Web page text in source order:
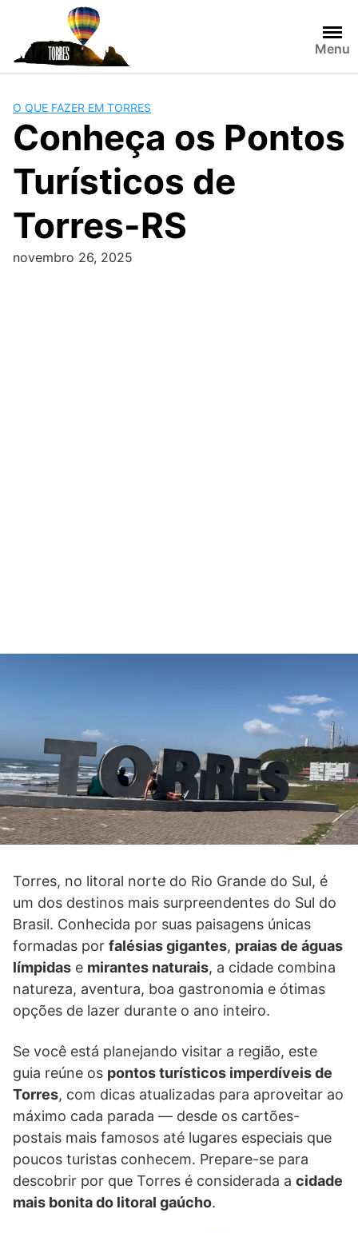
content
Menu
O QUE FAZER EM TORRES
Conheça os Pontos
Turísticos de
Torres-RS
novembro 26, 2025
Torres, no litoral norte do Rio Grande do Sul, é
um dos destinos mais surpreendentes do Sul do
Brasil. Conhecida por suas paisagens únicas
formadas por falésias gigantes, praias de águas
límpidas e mirantes naturais, a cidade combina
natureza, aventura, boa gastronomia e ótimas
opções de lazer durante o ano inteiro.
Se você está planejando visitar a região, este
guia reúne os pontos turísticos imperdíveis de
Torres, com dicas atualizadas para aproveitar ao
máximo cada parada — desde os cartões-
postais mais famosos até lugares especiais que
poucos turistas conhecem. Prepare-se para
descobrir por que Torres é considerada a cidade
mais bonita do litoral gaúcho.